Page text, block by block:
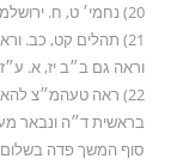
20) נחמי׳ ט, ח. ירושלמי ברכות פ״ט ה״ה.
21) תהלים קט, כב.
וראה גם ב״ב יז, א.
22) ראה טעהמ״צ
בראשית ד״ה ונבאר
סוף המשך פדה